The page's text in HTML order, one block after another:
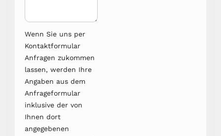
Wenn Sie uns per
Kontaktformular
Anfragen zukommen
lassen, werden Ihre
Angaben aus dem
Anfrageformular
inklusive der von
Ihnen dort
angegebenen